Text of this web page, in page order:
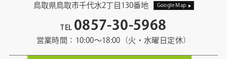
鳥取県鳥取市千代水2丁目130番地 Google Map
TEL 0857-30-5968
営業時間：10:00〜18:00（火・水曜日定休）